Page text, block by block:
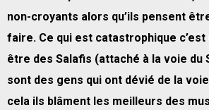
non-croyants alors qu’ils pensent
faire. Ce qui est catastrophique c’est
être des Salafis (attaché à la voie du
sont des gens qui ont dévié de la
cela ils blâment les meilleurs des